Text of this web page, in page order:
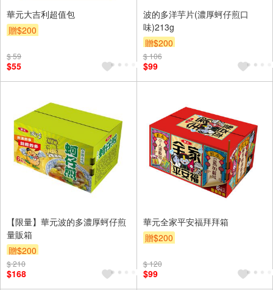
華元大吉利超值包
贈$200
$ 59
$55
波的多洋芋片(濃厚蚵仔煎口
味)213g
贈$200
$ 106
$99
【限量】華元波的多濃厚蚵仔煎
量販箱
贈$200
$ 210
$168
華元全家平安福拜拜箱
贈$200
$ 120
$99